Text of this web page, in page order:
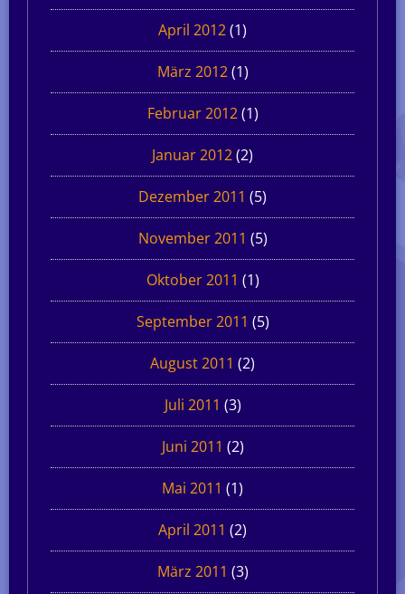
April 2012(1)
März 2012(1)
Februar 2012(1)
Januar 2012(2)
Dezember 2011 (5)
November 2011 (5)
Oktober 2011 (1)
September 2011 (5)
August 2011 (2)
Juli 2011 (3)
Juni 2011 (2)
Mai 2011 (1)
April 2011 (2)
März 2011 (3)